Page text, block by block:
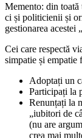
Memento: din toată
ci și politicienii și
gestionarea acestei
Cei care respectă
simpatie și empatie
Adoptați un
Participați la
Renunțați la
„iubitori de
(nu are
crea mai